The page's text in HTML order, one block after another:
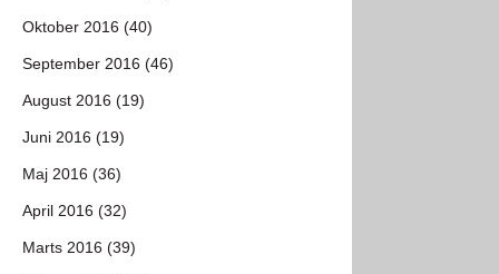
Oktober 2016 (40)
September 2016 (46)
August 2016 (19)
Juni 2016 (19)
Maj 2016 (36)
April 2016 (32)
Marts 2016 (39)